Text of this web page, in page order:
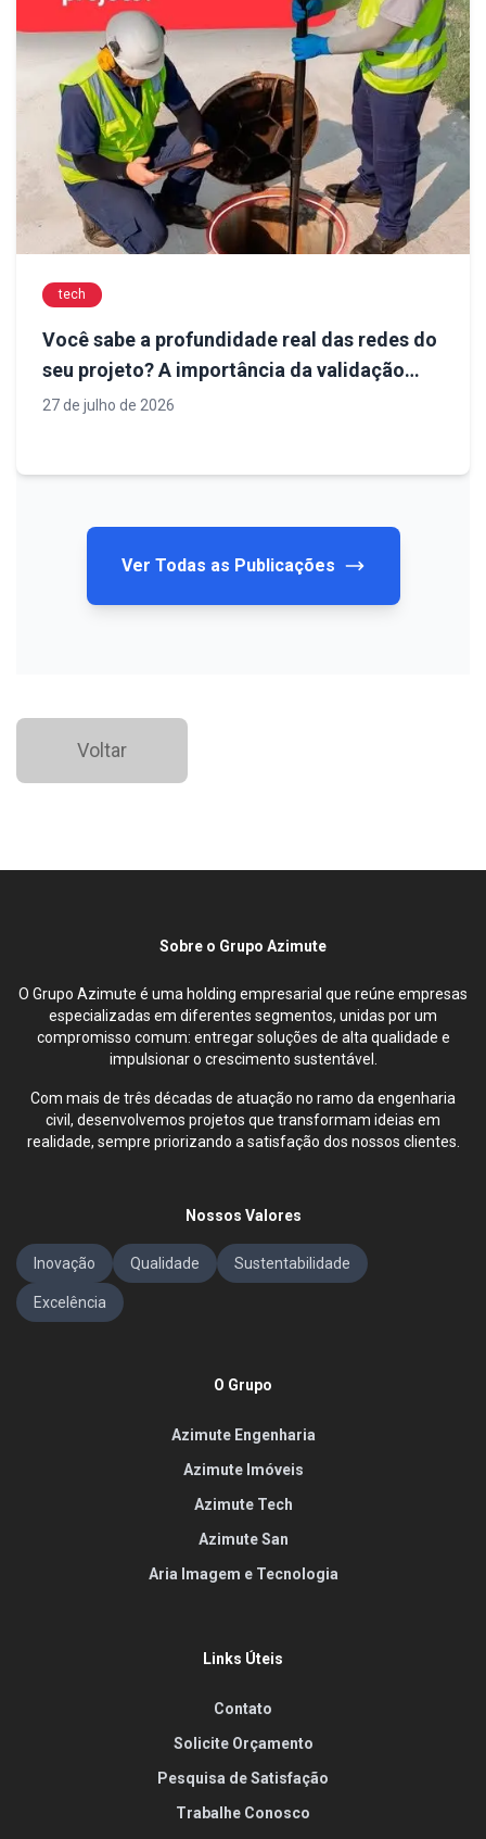
tech
Você sabe a profundidade real das redes do
seu projeto? A importância da validação
antes da execução
27 de julho de 2026
Ver Todas as Publicações
Voltar
Sobre o Grupo Azimute
O Grupo Azimute é uma holding empresarial que reúne empresas
especializadas em diferentes segmentos, unidas por um
compromisso comum: entregar soluções de alta qualidade e
impulsionar o crescimento sustentável.
Com mais de três décadas de atuação no ramo da engenharia
civil, desenvolvemos projetos que transformam ideias em
realidade, sempre priorizando a satisfação dos nossos clientes.
Nossos Valores
Inovação Qualidade Sustentabilidade
Excelência
O Grupo
Azimute Engenharia
Azimute Imóveis
Azimute Tech
Azimute San
Aria Imagem e Tecnologia
Links Úteis
Contato
Solicite Orçamento
Pesquisa de Satisfação
Trabalhe Conosco